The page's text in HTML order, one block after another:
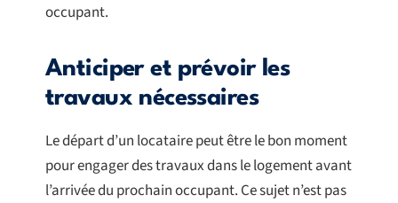
occupant.
Anticiper et prévoir les
travaux nécessaires
Le départ d’un locataire peut être le bon moment
pour engager des travaux dans le logement avant
l’arrivée du prochain occupant. Ce sujet n’est pas